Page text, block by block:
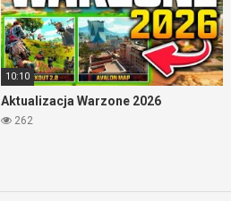
10:10
Aktualizacja Warzone 2026
262